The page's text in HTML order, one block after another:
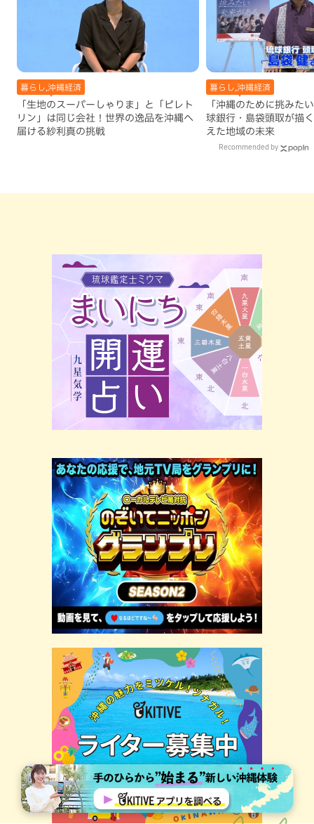
暮らし,沖縄経済
「生地のスーパーしゃりま」と「ピレト
リン」は同じ会社！世界の逸品を沖縄へ
届ける紗利真の挑戦
暮らし,沖縄経済
「沖縄のために挑みた
球銀行・島袋頭取が描
えた地域の未来
Recommended by